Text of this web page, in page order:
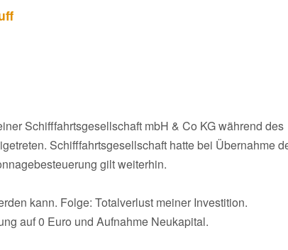
Schifffahrtsgesellschaft mbH & Co KG während des
Schifffahrtsgesellschaft hatte bei Übernahme
gilt weiterhin.
kann. Folge: Totalverlust meiner Investition.
auf 0 Euro und Aufnahme Neukapital.